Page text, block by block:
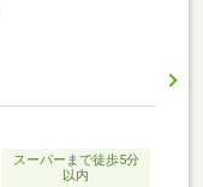
スーパーまで徒歩5分
以内